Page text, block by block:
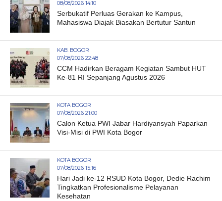
08/08/2026 14:10
Serbukatif Perluas Gerakan ke Kampus,
Mahasiswa Diajak Biasakan Bertutur Santun
KAB. BOGOR
07/08/2026 22:48
CCM Hadirkan Beragam Kegiatan Sambut HUT
Ke-81 RI Sepanjang Agustus 2026
KOTA BOGOR
07/08/2026 21:00
Calon Ketua PWI Jabar Hardiyansyah Paparkan
Visi-Misi di PWI Kota Bogor
KOTA BOGOR
07/08/2026 15:16
Hari Jadi ke-12 RSUD Kota Bogor, Dedie Rachim
Tingkatkan Profesionalisme Pelayanan
Kesehatan